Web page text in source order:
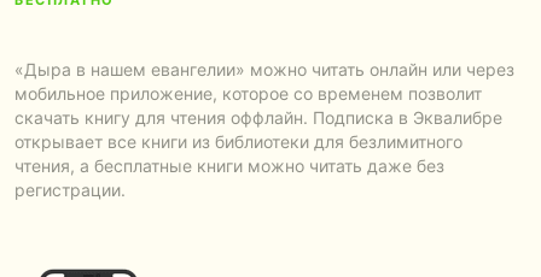
«Дыра в нашем евангелии» можно читать онлайн или через
мобильное приложение, которое со временем позволит
скачать книгу для чтения оффлайн. Подписка в Эквалибре
открывает все книги из библиотеки для безлимитного
чтения, а бесплатные книги можно читать даже без
регистрации.